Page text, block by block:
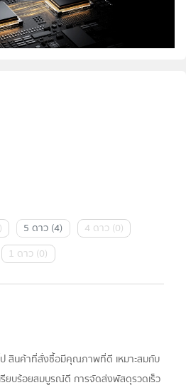
) 5 ดาว (4) 4 ดาว (0)
1 ดาว (0)
ป สินค้าที่สั่งซื้อมีคุณภาพที่ดี เหมาะสมกับ
ยบร้อยสมบูรณ์ดี การจัดส่งพัสดุรวดเร็ว